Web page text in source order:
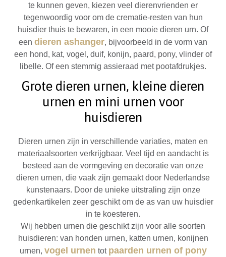
te kunnen geven, kiezen veel dierenvrienden er
tegenwoordig voor om de crematie-resten van hun
huisdier thuis te bewaren, in een mooie dieren urn. Of
een dieren ashanger, bijvoorbeeld in de vorm van
een hond, kat, vogel, duif, konijn, paard, pony, vlinder of
libelle. Of een stemmig assieraad met pootafdrukjes.
Grote dieren urnen, kleine dieren
urnen en mini urnen voor
huisdieren
Dieren urnen zijn in verschillende variaties, maten en
materiaalsoorten verkrijgbaar. Veel tijd en aandacht is
besteed aan de vormgeving en decoratie van onze
dieren urnen, die vaak zijn gemaakt door Nederlandse
kunstenaars. Door de unieke uitstraling zijn onze
gedenkartikelen zeer geschikt om de as van uw huisdier
in te koesteren.
Wij hebben urnen die geschikt zijn voor alle soorten
huisdieren: van honden urnen, katten urnen, konijnen
urnen, vogel urnen tot paarden urnen of pony